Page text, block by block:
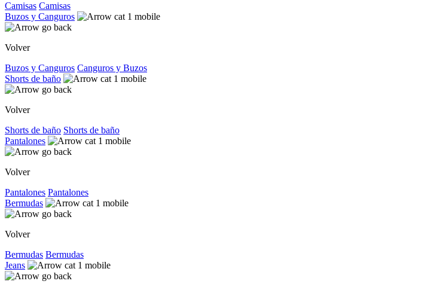
Camisas Camisas
Buzos y Canguros
Volver
Buzos y Canguros Canguros y Buzos
Shorts de baño
Volver
Shorts de baño Shorts de baño
Pantalones
Volver
Pantalones Pantalones
Bermudas
Volver
Bermudas Bermudas
Jeans